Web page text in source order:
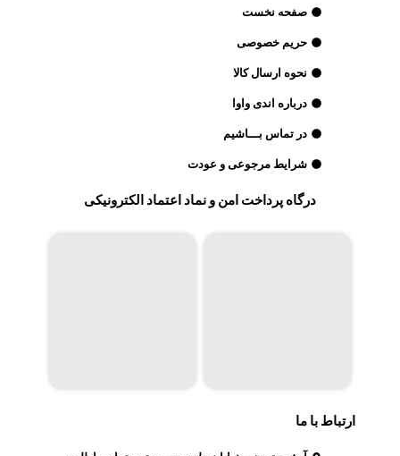
صفحه نخست
حریم خصوصی
نحوه ارسال کالا
درباره اندی واوا
در تماس بـــاشیم
شرایط مرجوعی و عودت
درگاه پرداخت امن و نماد اعتماد الکترونیکی
ارتباط با ما